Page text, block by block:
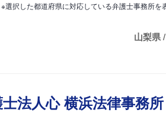
※選択した都道府県に対応している弁護士事務所を
山梨県
法人心 横浜法律事務所